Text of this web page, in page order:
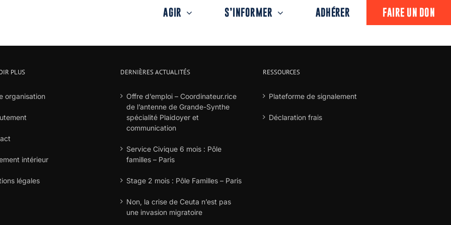
AGIR S’INFORMER ADHÉRER FAIRE UN DON
PLUS
organisation
intérieur
légales
DERNIÈRES ACTUALITÉS
Offre d’emploi – Coordinateur.rice
de l’antenne de Grande-Synthe
spécialité Plaidoyer et
communication
Service Civique 6 mois : Pôle
familles – Paris
Stage 2 mois : Pôle Familles – Paris
Non, la crise de Ceuta n’est pas
une invasion migratoire
RESSOURCES
Plateforme de signalement
Déclaration frais